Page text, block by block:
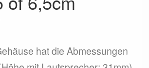
hat die Abmessungen